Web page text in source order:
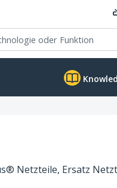
Netzteile, Ersatz